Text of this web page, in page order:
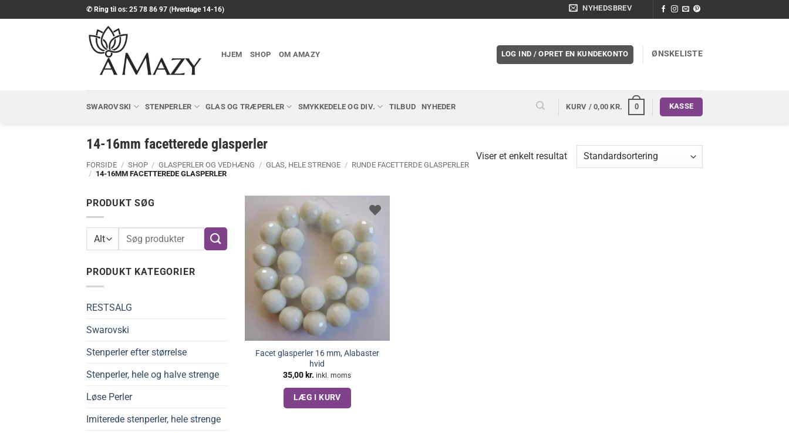
til
✆ Ring til os: 25 78 86 97 (Hverdage 14-16) NYHEDSBREV
HJEM SHOP OM AMAZY LOG IND / OPRET EN KUNDEKONTO ØNSKELISTE
SWAROVSKI STENPERLER GLAS OG TRÆPERLER SMYKKEDELE OG DIV. TILBUD NYHEDER KURV /0,00KR. 0 KASSE
14-16mm facetterede glasperler
FORSIDE / SHOP / GLASPERLER OG VEDHÆNG / GLAS, HELE STRENGE / RUNDE FACETTERDE GLASPERLER
/ 14-16MM FACETTEREDE GLASPERLER
Viser et enkelt resultat
PRODUKT SØG
Søg
PRODUKT KATEGORIER
RESTSALG
Swarovski
Stenperler efter størrelse
Stenperler, hele og halve strenge
Løse Perler
Imiterede stenperler, hele strenge
Facet glasperler 16 mm, Alabaster
hvid
35,00 kr. inkl. moms
LÆG I KURV